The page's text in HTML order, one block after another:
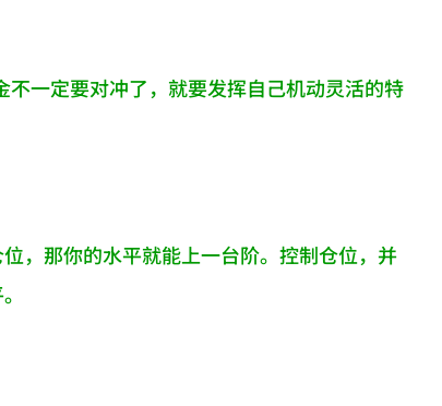
一定要对冲了，就要发挥自己机动灵活的特
，那你的水平就能上一台阶。控制仓位，并